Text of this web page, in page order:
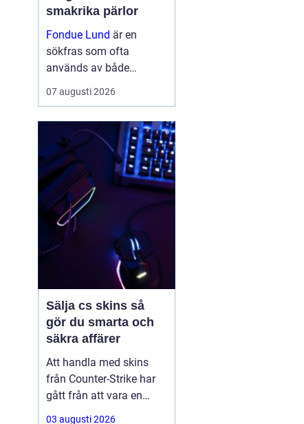
smakrika pärlor
Fondue Lund är en
sökfras som ofta
används av både
besökare och boende
som vill hitta bra
historiska
universitetsstaden.
belleepoq...
07 augusti 2026
Sälja cs skins så
gör du smarta och
säkra affärer
Att handla med skins
från Counter-Strike har
gått från att vara en
hobby till att bli en riktig
03 augusti 2026